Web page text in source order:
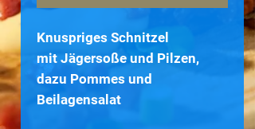
Knuspriges Schnitzel
mit Jägersoße und Pilzen,
dazu Pommes und
Beilagensalat